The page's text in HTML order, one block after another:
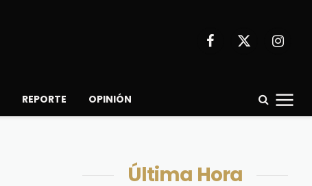
Facebook
X
REPORTE OPINIÓN
Última Hora